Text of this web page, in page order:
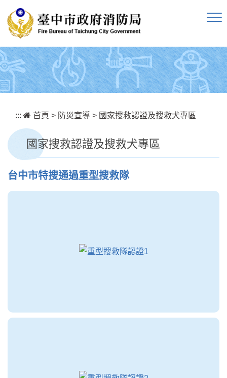
::: 首頁 > 防災宣導 > 國家搜救認證及搜救犬專區
國家搜救認證及搜救犬專區
台中市特搜通過重型搜救隊